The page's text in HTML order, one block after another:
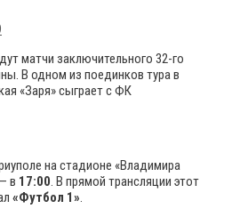
матчи заключительного 32-го
В одном из поединков тура в
«Заря» сыграет с ФК
на стадионе «Владимира
в 17:00. В прямой трансляции этот
«Футбол 1».